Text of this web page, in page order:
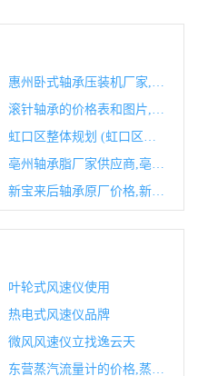
新宝来后轴承原厂价格,新宝来原厂喇叭
叶轮式风速仪使用
热电式风速仪品牌
微风风速仪立找逸云天